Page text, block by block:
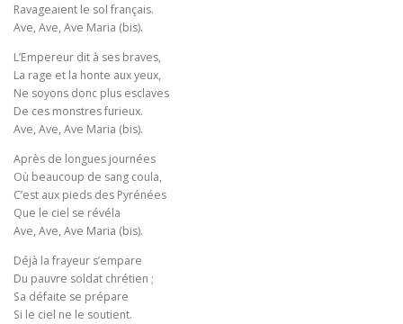
Ravageaient le sol français.
Ave, Ave, Ave Maria (bis).
L’Empereur dit à ses braves,
La rage et la honte aux yeux,
Ne soyons donc plus esclaves
De ces monstres furieux.
Ave, Ave, Ave Maria (bis).
Après de longues journées
Où beaucoup de sang coula,
C’est aux pieds des Pyrénées
Que le ciel se révéla
Ave, Ave, Ave Maria (bis).
Déjà la frayeur s’empare
Du pauvre soldat chrétien ;
Sa défaite se prépare
Si le ciel ne le soutient.